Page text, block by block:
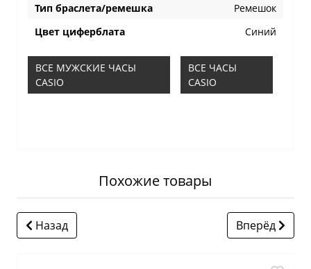
Тип браслета/ремешка
Ремешок
Цвет циферблата
Синий
ВСЕ МУЖСКИЕ ЧАСЫ
CASIO
ВСЕ ЧАСЫ
CASIO
Похожие товары
Назад Вперёд